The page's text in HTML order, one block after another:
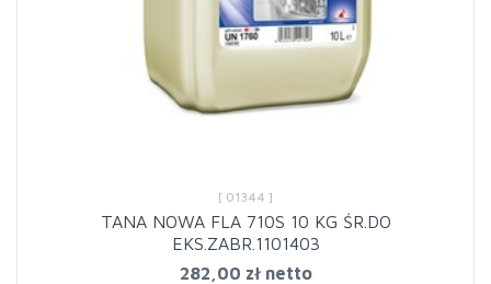
[ 01344 ]
TANA NOWA FLA 710S 10 KG ŚR.DO
EKS.ZABR.1101403
282,00 zł netto